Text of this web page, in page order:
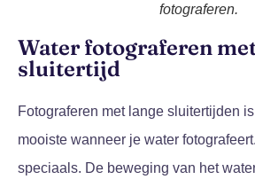
fotograferen.
Water fotograferen
sluitertijd
Fotograferen met lange sluitertijden
mooiste wanneer je water
speciaals. De beweging van het